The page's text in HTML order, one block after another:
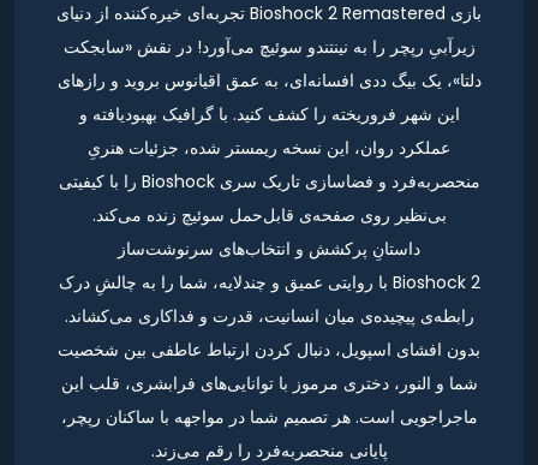
بازی Bioshock 2 Remastered تجربه‌ای خیره‌کننده از دنیای
زیرآبیِ رپچر را به نینتندو سوئیچ می‌آورد! در نقش «سابجکت
دلتا»، یک بیگ ددی افسانه‌ای، به عمق اقیانوس بروید و رازهای
این شهر فروریخته را کشف کنید. با گرافیک بهبودیافته و
عملکرد روان، این نسخه ریمستر شده، جزئیات هنریِ
منحصربه‌فرد و فضاسازی تاریک سری Bioshock را با کیفیتی
بی‌نظیر روی صفحه‌ی قابل‌حمل سوئیچ زنده می‌کند.
داستانِ پرکشش و انتخاب‌های سرنوشت‌ساز
Bioshock 2 با روایتی عمیق و چندلایه، شما را به چالشِ درک
رابطه‌ی پیچیده‌ی میان انسانیت، قدرت و فداکاری می‌کشاند.
بدون افشای اسپویل، دنبال کردن ارتباط عاطفی بین شخصیت
شما و النور، دختری مرموز با توانایی‌های فرابشری، قلب این
ماجراجویی است. هر تصمیم شما در مواجهه با ساکنان رپچر،
پایانی منحصربه‌فرد را رقم می‌زند.